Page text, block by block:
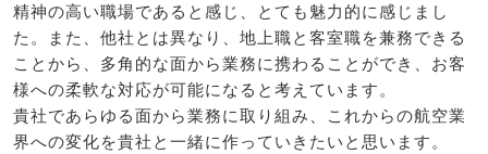
精神の高い職場であると感じ、とても魅力的に感じまし
た。また、他社とは異なり、地上職と客室職を兼務できる
ことから、多角的な面から業務に携わることができ、お客
様への柔軟な対応が可能になると考えています。
貴社であらゆる面から業務に取り組み、これからの航空業
界への変化を貴社と一緒に作っていきたいと思います。